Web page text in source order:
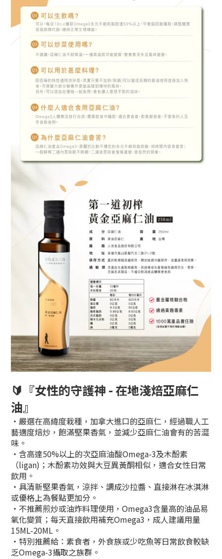
🔰 『女性的守護神 - 在地淺焙亞麻仁
油』
‧嚴選在高緯度栽種，加拿大進口的亞麻仁，經過職人工
藝適度焙炒，飽滿堅果香氣，並減少亞麻仁油會有的苦澀
味。
‧含高達50%以上的次亞麻油酸Omega-3及木酚素
（ligan)；木酚素功效與大豆異黃酮相似，適合女性日常
飲用。
‧具清新堅果香氣，涼拌、調成沙拉醬、直接淋在冰淇淋
或優格上為餐點更加分。
‧不推薦煎炒或油炸料理使用，Omega3含量高的油品易
氧化變質；每天直接飲用補充Omega3，成人建議用量
15ML-20ML。
‧特別推薦給：素食者，外食族或少吃魚等日常飲食較缺
乏Omega-3攝取之族群。